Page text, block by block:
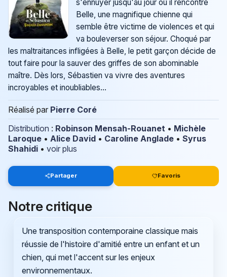
s'ennuyer jusqu'au jour où il rencontre
Belle, une magnifique chienne qui
semble être victime de violences et qui
va bouleverser son séjour. Choqué par
les maltraitances infligées à Belle, le petit garçon décide de
tout faire pour la sauver des griffes de son abominable
maître. Dès lors, Sébastien va vivre des aventures
incroyables et inoubliables...
Réalisé par Pierre Coré
Distribution : Robinson Mensah-Rouanet • Michèle
Laroque • Alice David • Caroline Anglade • Syrus
Shahidi • voir plus
Partager Favoris
Notre critique
Une transposition contemporaine classique mais
réussie de l'histoire d'amitié entre un enfant et un
chien, qui met l'accent sur les enjeux
environnementaux.